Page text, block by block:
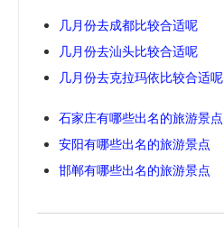
几月份去成都比较合适呢
几月份去汕头比较合适呢
几月份去克拉玛依比较合适呢
石家庄有哪些出名的旅游景点
安阳有哪些出名的旅游景点
邯郸有哪些出名的旅游景点